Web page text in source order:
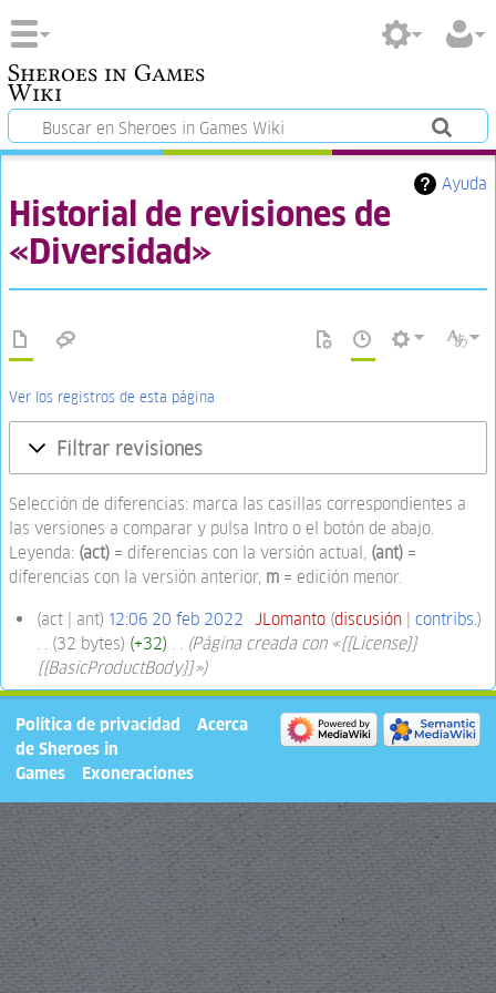
Sheroes in Games
Wiki
Ayuda
Historial de revisiones de
«Diversidad»
Ver los registros de esta página
Filtrar revisiones
Selección de diferencias: marca las casillas correspondientes a
las versiones a comparar y pulsa Intro o el botón de abajo.
Leyenda: (act)= diferencias con la versión actual, (ant)=
diferencias con la versión anterior, m= edición menor.
act ant 12:06 20 feb 2022 JLomanto discusión
contribs.
32 bytes
+32
Página creada con «{{License}}
{{BasicProductBody}}»
Política de privacidad
Acerca
de Sheroes in
Games
Exoneraciones